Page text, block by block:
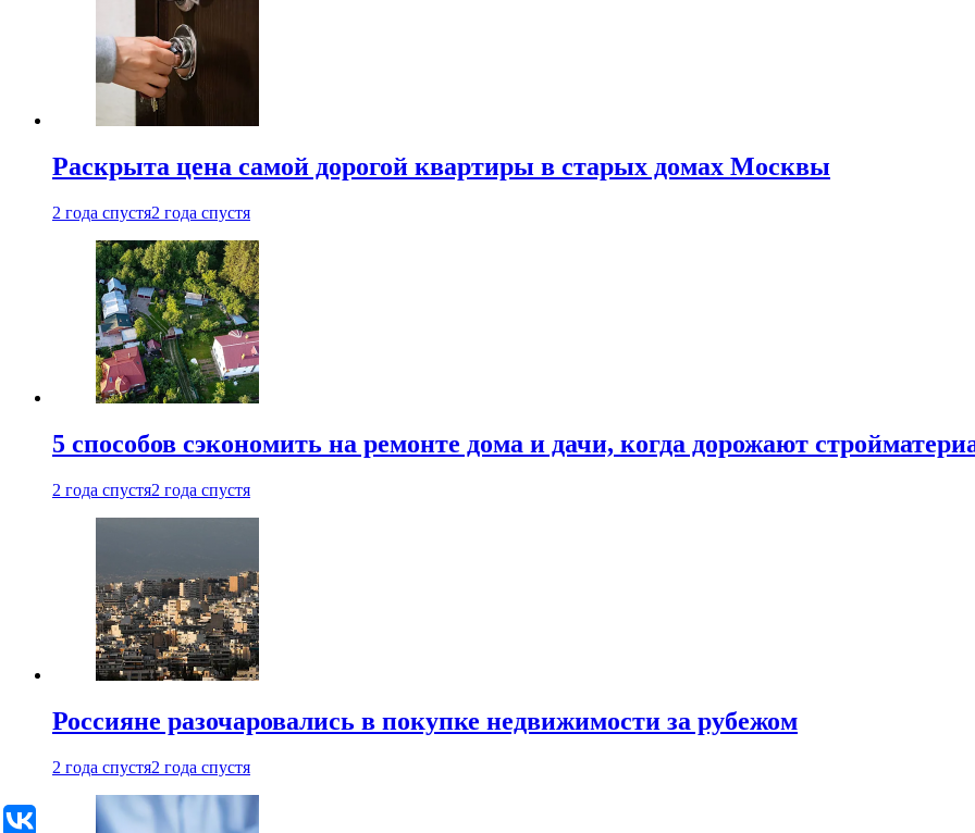
Раскрыта цена самой дорогой квартиры в старых домах Москвы
2 года спустя2 года спустя
5 способов сэкономить на ремонте дома и дачи, когда дорожают
2 года спустя2 года спустя
Россияне разочаровались в покупке недвижимости за рубежом
2 года спустя2 года спустя